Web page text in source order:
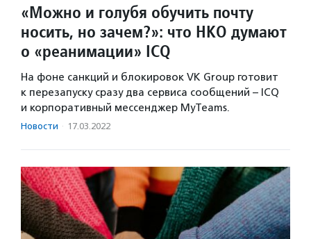
«Можно и голубя обучить почту
носить, но зачем?»: что НКО думают
о «реанимации» ICQ
На фоне санкций и блокировок VK Group готовит
к перезапуску сразу два сервиса сообщений – ICQ
и корпоративный мессенджер MyTeams.
Новости · 17.03.2022